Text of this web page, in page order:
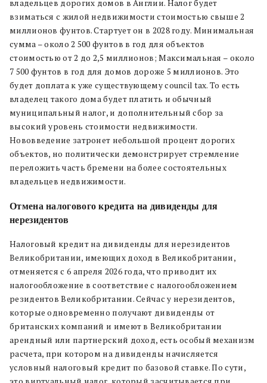
владельцев дорогих домов в Англии. Налог будет
взиматься с жилой недвижимости стоимостью свыше 2
миллионов фунтов. Стартует он в 2028 году. Минимальная
сумма – около 2 500 фунтов в год для объектов
стоимостью от 2 до 2,5 миллионов; Максимальная – около
7 500 фунтов в год для домов дороже 5 миллионов. Это
будет доплата к уже существующему council tax. То есть
владелец такого дома будет платить и обычный
муниципальный налог, и дополнительный сбор за
высокий уровень стоимости недвижимости.
Нововведение затронет небольшой процент дорогих
объектов, но политически демонстрирует стремление
переложить часть бремени на более состоятельных
владельцев недвижимости.
Отмена налогового кредита на дивиденды для
нерезидентов
Налоговый кредит на дивиденды для нерезидентов
Великобритании, имеющих доход в Великобритании,
отменяется с 6 апреля 2026 года, что приводит их
налогообложение в соответствие с налогообложением
резидентов Великобритании. Сейчас у нерезидентов,
которые одновременно получают дивиденды от
британских компаний и имеют в Великобритании
арендный или партнерский доход, есть особый механизм
расчета, при котором на дивиденды начисляется
условный налоговый кредит по базовой ставке. По сути,